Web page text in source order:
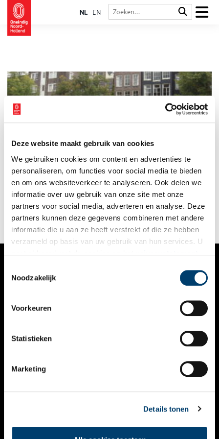
Deze website maakt gebruik van cookies
We gebruiken cookies om content en advertenties te
personaliseren, om functies voor social media te bieden
en om ons websiteverkeer te analyseren. Ook delen we
informatie over uw gebruik van onze site met onze
partners voor social media, adverteren en analyse. Deze
partners kunnen deze gegevens combineren met andere
informatie die u aan ze heeft verstrekt of die ze hebben
verzameld op basis van uw gebruik van hun services. U
Noodzakelijk
Voorkeuren
Statistieken
Marketing
Details tonen
NL EN
Het begon meer dan vijftig jaar geleden met één moederpoes
en haar kittens. In 1966 vond Henriëtte van Weelde de poezen
naast een boom tegenover haar woning aan de Herengracht.
Ze besloot de beestjes een thuis te geven en al gauw volgden
er meer. Haar eerste opvangsinspanningen zijn ondertussen
uitgegroeid tot dierenasiel De Poezenboot, een begrip in
Amsterdam.
VERHALEN
KALENDER
THEMA’S
VIDEO’S
CONTACT